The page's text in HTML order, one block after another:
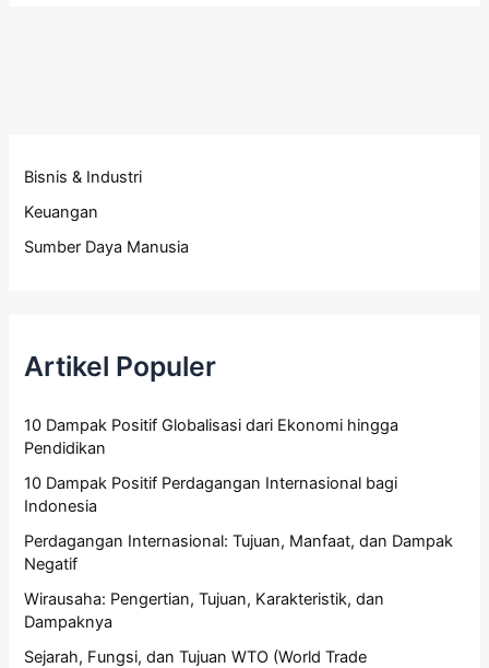
Bisnis & Industri
Keuangan
Sumber Daya Manusia
Artikel Populer
10 Dampak Positif Globalisasi dari Ekonomi hingga
Pendidikan
10 Dampak Positif Perdagangan Internasional bagi
Indonesia
Perdagangan Internasional: Tujuan, Manfaat, dan Dampak
Negatif
Wirausaha: Pengertian, Tujuan, Karakteristik, dan
Dampaknya
Sejarah, Fungsi, dan Tujuan WTO (World Trade